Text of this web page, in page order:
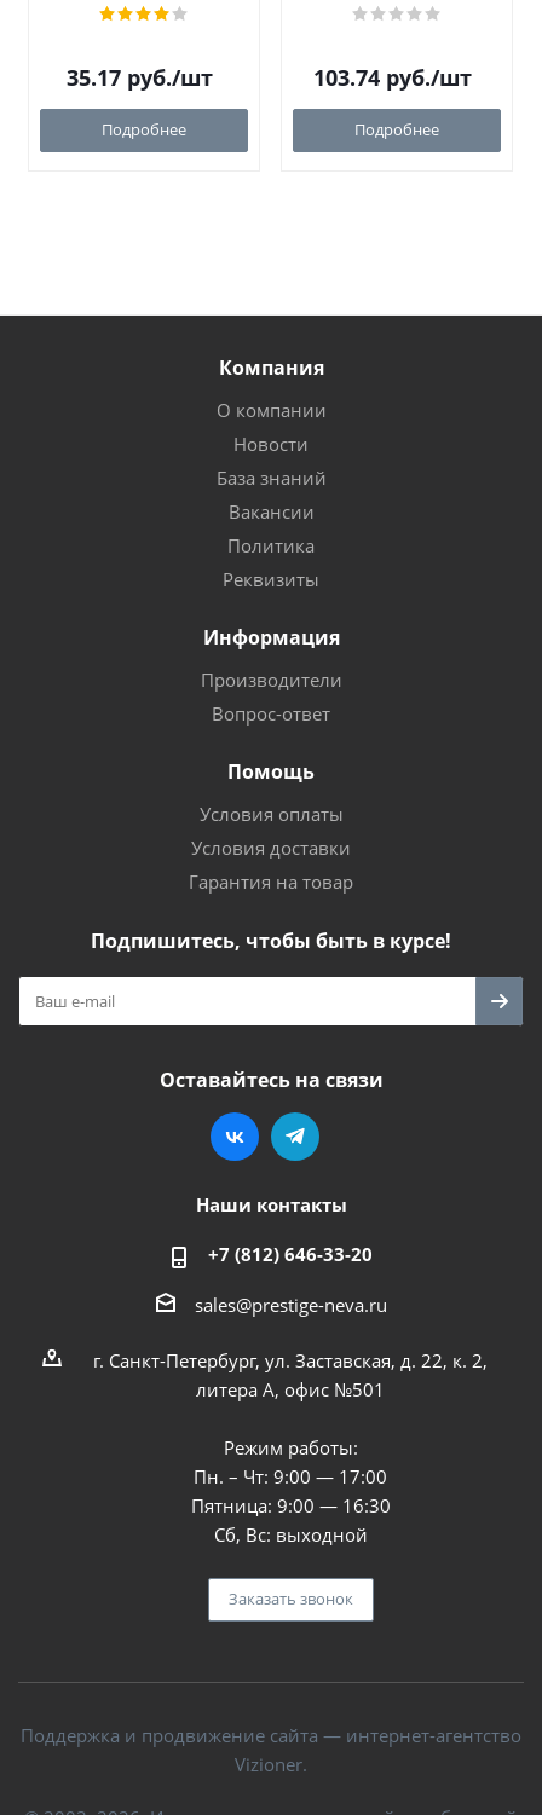
35.17 руб./шт
Подробнее
103.74 руб./шт
Подробнее
Компания
О компании
Новости
База знаний
Вакансии
Политика
Реквизиты
Информация
Производители
Вопрос-ответ
Помощь
Условия оплаты
Условия доставки
Гарантия на товар
Подпишитесь, чтобы быть в курсе!
Оставайтесь на связи
Наши контакты
+7 (812) 646-33-20
sales@prestige-neva.ru
г. Санкт-Петербург, ул. Заставская, д. 22, к. 2,
литера А, офис №501
Режим работы:
Пн. – Чт: 9:00 — 17:00
Пятница: 9:00 — 16:30
Сб, Вс: выходной
Заказать звонок
Поддержка и продвижение сайта — интернет-агентство
Vizioner.